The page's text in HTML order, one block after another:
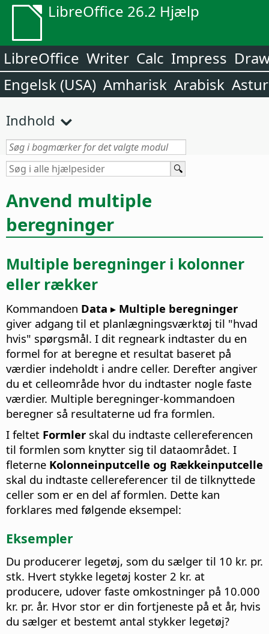
LibreOffice 26.2 Hjælp
LibreOffice Writer Calc Impress
Engelsk (USA) Amharisk Arabisk
Indhold
Anvend multiple
beregninger
Multiple beregninger i kolonner
eller rækker
Kommandoen Data ▸ Multiple beregninger
giver adgang til et planlægningsværktøj til "hvad
hvis" spørgsmål. I dit regneark indtaster du en
formel for at beregne et resultat baseret på
værdier indeholdt i andre celler. Derefter angiver
du et celleområde hvor du indtaster nogle faste
værdier. Multiple beregninger-kommandoen
beregner så resultaterne ud fra formlen.
I feltet Formler skal du indtaste cellereferencen
til formlen som knytter sig til dataområdet. I
fleterne Kolonneinputcelle og Rækkeinputcelle
skal du indtaste cellereferencer til de tilknyttede
celler som er en del af formlen. Dette kan
forklares med følgende eksempel:
Eksempler
Du producerer legetøj, som du sælger til 10 kr. pr.
stk. Hvert stykke legetøj koster 2 kr. at
producere, udover faste omkostninger på 10.000
kr. pr. år. Hvor stor er din fortjeneste på et år, hvis
du sælger et bestemt antal stykker legetøj?